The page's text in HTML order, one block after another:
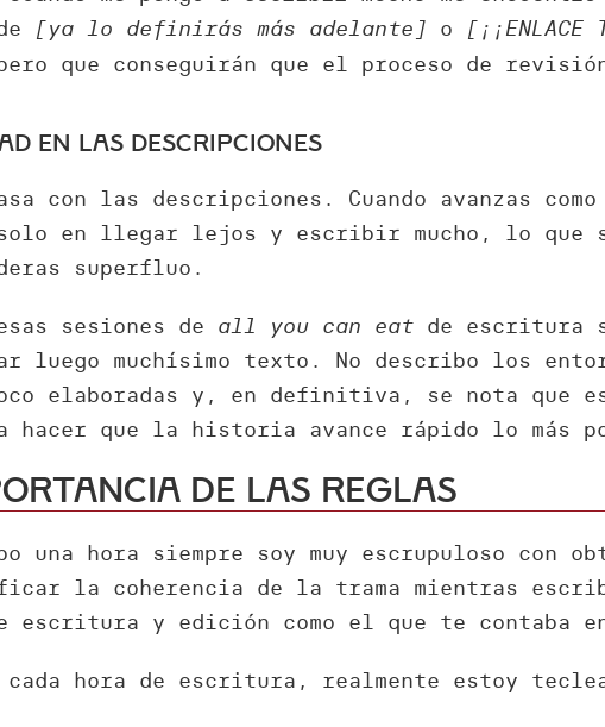
[ya lo definirás más adelante] o [¡¡ENLACE
que conseguirán que el proceso de
en las descripciones
con las descripciones. Cuando avanzas
solo en llegar lejos y escribir mucho, lo que
superfluo.
sesiones de all you can eat de escritura
luego muchísimo texto. No describo los
elaboradas y, en definitiva, se nota que
hacer que la historia avance rápido lo más
de las reglas
una hora siempre soy muy escrupuloso con
la coherencia de la trama mientras
escritura y edición como el que te contaba
hora de escritura, realmente estoy